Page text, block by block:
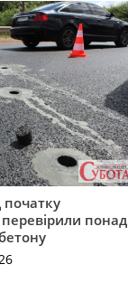
перевірили понад